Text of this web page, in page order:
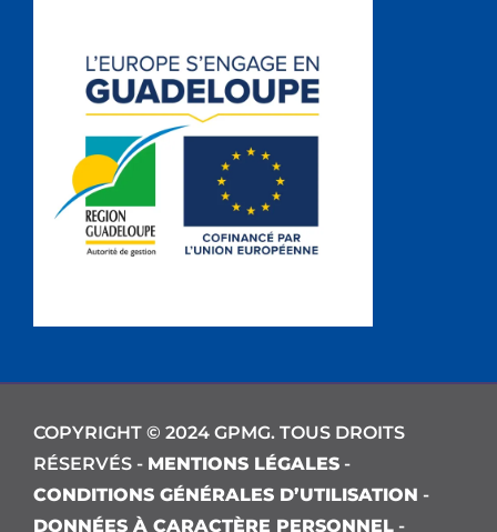
COPYRIGHT © 2024 GPMG. TOUS DROITS
RÉSERVÉS - MENTIONS LÉGALES -
CONDITIONS GÉNÉRALES D’UTILISATION -
DONNÉES À CARACTÈRE PERSONNEL -